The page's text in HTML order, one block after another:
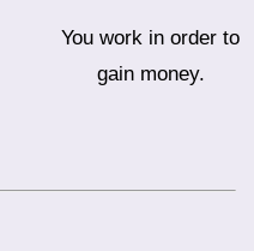
You work in order to
gain money.